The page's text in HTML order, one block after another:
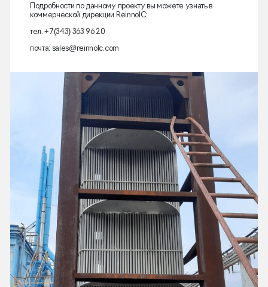
Подробности по данному проекту вы можете узнать в
коммерческой дирекции ReinnolC:
тел. +7(343) 363 96 20
почта: sales@reinnolc.com